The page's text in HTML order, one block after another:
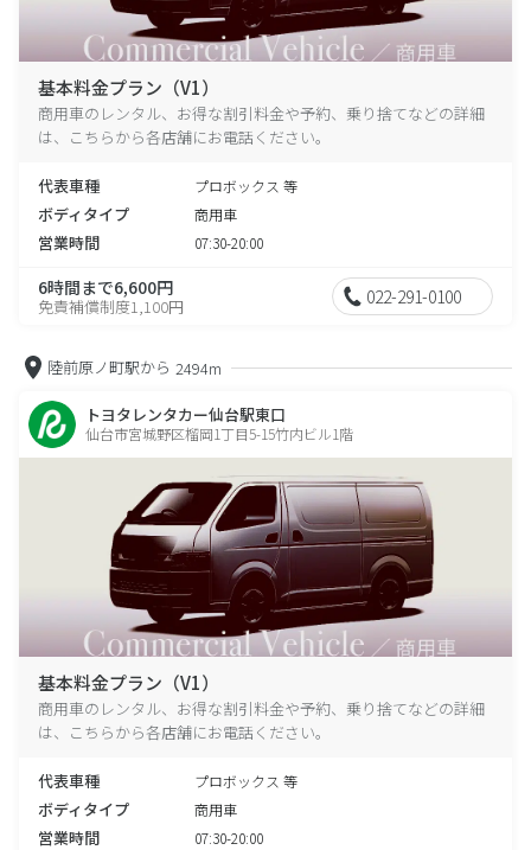
基本料金プラン（V1）
商用車のレンタル、お得な割引料金や予約、乗り捨てなどの詳細
は、こちらから各店舗にお電話ください。
代表車種 プロボックス 等
ボディタイプ 商用車
営業時間 07:30-20:00
6時間まで6,600円
免責補償制度1,100円 022-291-0100
陸前原ノ町駅から 2494m
トヨタレンタカー仙台駅東口
仙台市宮城野区榴岡1丁目5-15竹内ビル1階
基本料金プラン（V1）
商用車のレンタル、お得な割引料金や予約、乗り捨てなどの詳細
は、こちらから各店舗にお電話ください。
代表車種 プロボックス 等
ボディタイプ 商用車
営業時間 07:30-20:00